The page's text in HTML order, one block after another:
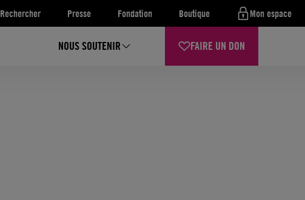
Rechercher Presse Fondation Boutique Mon espace
NOUS SOUTENIR FAIRE UN DON